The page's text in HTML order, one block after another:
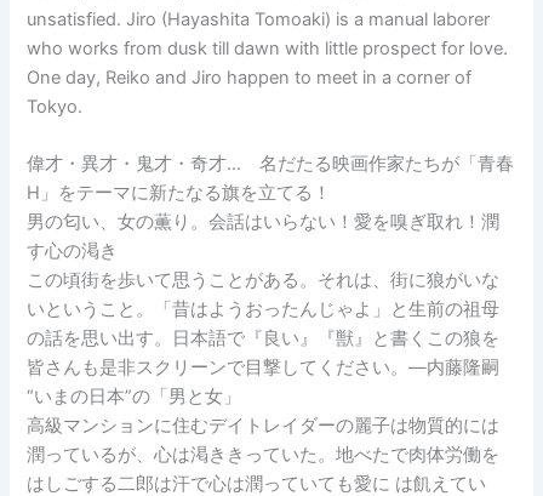
unsatisfied. Jiro (Hayashita Tomoaki) is a manual laborer
who works from dusk till dawn with little prospect for love.
One day, Reiko and Jiro happen to meet in a corner of
Tokyo.
偉才・異才・鬼才・奇才… 名だたる映画作家たちが「青春
H」をテーマに新たなる旗を立てる！
男の匂い、女の薫り。会話はいらない！愛を嗅ぎ取れ！潤
す心の渇き
この頃街を歩いて思うことがある。それは、街に狼がいな
いということ。「昔はようおったんじゃよ」と生前の祖母
の話を思い出す。日本語で『良い』『獣』と書くこの狼を
皆さんも是非スクリーンで目撃してください。―内藤隆嗣
“いまの日本”の「男と女」
高級マンションに住むデイトレイダーの麗子は物質的には
潤っているが、心は渇ききっていた。地べたで肉体労働を
はしごする二郎は汗で心は潤っていても愛に は飢えてい